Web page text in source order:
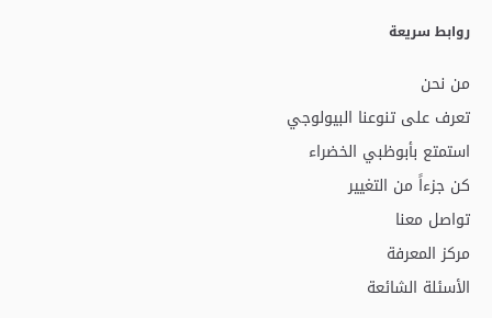
روابط سريعة
من نحن
تعرف على تنوعنا البيولوجي
استمتع بأبوظبي الخضراء
كن جزءاً من التغيير
تواصل معنا
مركز المعرفة
الأسئلة الشائعة